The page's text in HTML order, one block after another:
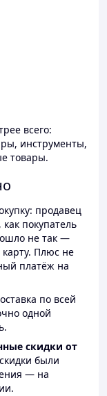
всего:
инструменты,
товары.
продавец
как покупатель
не так —
карту. Плюс не
платёж на
по всей
одной
скидки от
были
— на